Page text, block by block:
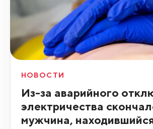
НОВОСТИ
Из-за аварийного
электричества
мужчина,